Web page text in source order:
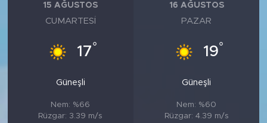
15 AĞUSTOS
CUMARTESI
17°
Güneşli
Nem: %66
Rüzgar: 3.39 m/s
16 AĞUSTOS
PAZAR
19°
Güneşli
Nem: %60
Rüzgar: 4.39 m/s